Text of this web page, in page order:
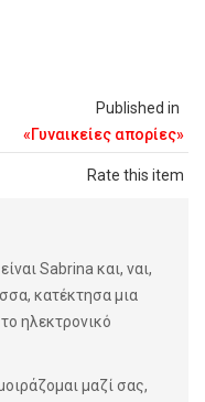
Published in
«Γυναικείες απορίες»
Rate this item
Sabrina και, ναι,
κατέκτησα μια
ηλεκτρονικό
μαζί σας,